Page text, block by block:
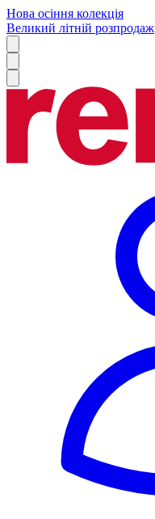
Нова осіння колекція
Великий літній розпродаж